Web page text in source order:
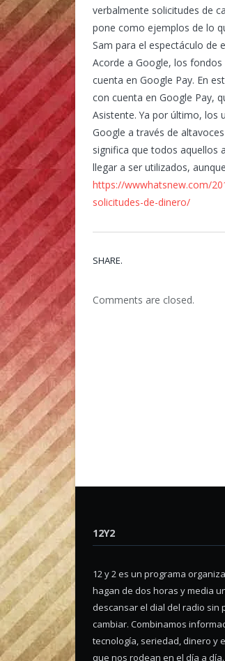
verbalmente solicitudes de
pone como ejemplos de lo
Sam para el espectáculo de
Acorde a Google, los
cuenta en Google Pay. En
con cuenta en Google Pay,
Asistente. Ya por último, los
Google a través de
significa que todos aquellos
llegar a ser utilizados,
https://wwwhatsnew.com/
solicitudes-de-dinero/
SHARE.
Comments are closed.
12Y2
12 y 2 es un programa
hagan de dos horas y media
descansar el dial del radio sin
cambiar. Combinamos
tecnología, seriedad, dinero y
que nos rodean en el día a día.